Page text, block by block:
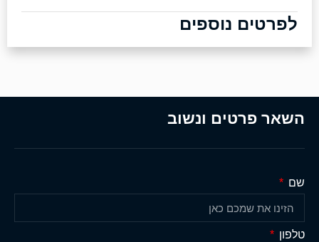
לפרטים נוספים
השאר פרטים ונשוב
שם
טלפון